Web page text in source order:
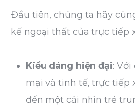
Đầu tiên, chúng ta hãy
kế ngoại thất của trực tiếp
Kiểu dáng hiện đại:
mại và tinh tế, trực tiếp
đến một cái nhìn trẻ